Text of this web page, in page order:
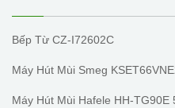
Bếp Từ CZ-I72602C
Máy Hút Mùi Smeg
Máy Hút Mùi Hafele HH-TG90E